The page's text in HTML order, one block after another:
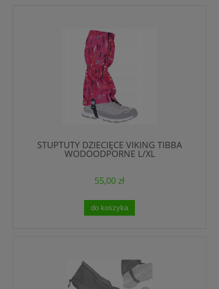
STUPTUTY DZIECIĘCE VIKING TIBBA
WODOODPORNE L/XL
55,00 zł
do koszyka